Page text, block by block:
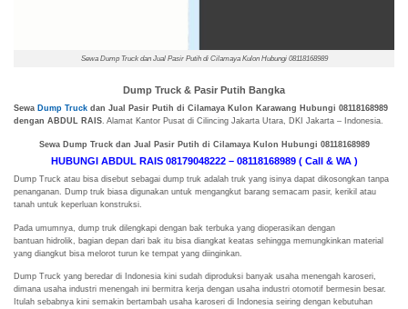
Sewa Dump Truck dan Jual Pasir Putih di Cilamaya Kulon Hubungi 08118168989
Dump Truck & Pasir Putih Bangka
Sewa Dump Truck dan Jual Pasir Putih di Cilamaya Kulon Karawang Hubungi 08118168989
dengan ABDUL RAIS . Alamat Kantor Pusat di Cilincing Jakarta Utara, DKI Jakarta – Indonesia.
Sewa Dump Truck dan Jual Pasir Putih di Cilamaya Kulon Hubungi 08118168989
HUBUNGI ABDUL RAIS 08179048222 – 08118168989 ( Call & WA )
Dump Truck atau bisa disebut sebagai dump truk adalah truk yang isinya dapat dikosongkan tanpa
penanganan. Dump truk biasa digunakan untuk mengangkut barang semacam pasir, kerikil atau
tanah untuk keperluan konstruksi.
Pada umumnya, dump truk dilengkapi dengan bak terbuka yang dioperasikan dengan
bantuan hidrolik, bagian depan dari bak itu bisa diangkat keatas sehingga memungkinkan material
yang diangkut bisa melorot turun ke tempat yang diinginkan.
Dump Truck yang beredar di Indonesia kini sudah diproduksi banyak usaha menengah karoseri,
dimana usaha industri menengah ini bermitra kerja dengan usaha industri otomotif bermesin besar.
Itulah sebabnya kini semakin bertambah usaha karoseri di Indonesia seiring dengan kebutuhan